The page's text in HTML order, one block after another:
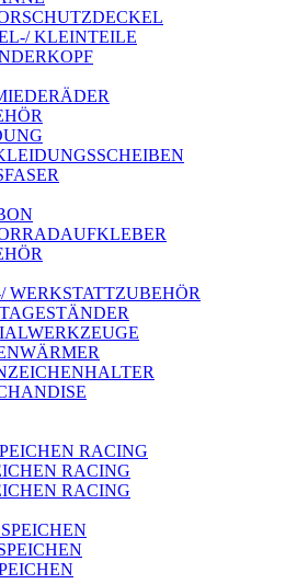
KLEINTEILE
WERKSTATTZUBEHÖR
RACING
RACING
RACING